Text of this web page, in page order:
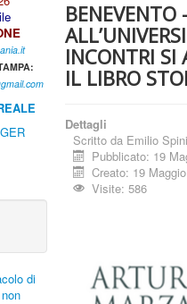
di
INCONTRI SI
IL LIBRO
Dettagli
Scritto da Emilio
Pubblicato: 19
Creato: 19
Visite: 586